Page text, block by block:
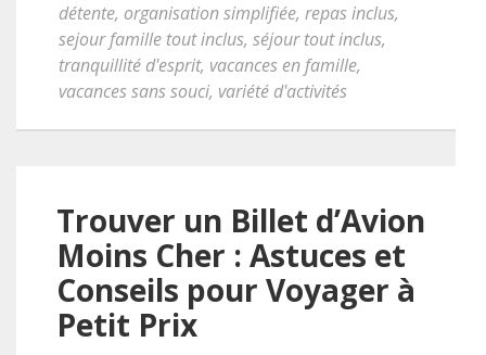
détente, organisation simplifiée, repas inclus,
sejour famille tout inclus, séjour tout inclus,
tranquillité d'esprit, vacances en famille,
vacances sans souci, variété d'activités
Trouver un Billet d’Avion
Moins Cher : Astuces et
Conseils pour Voyager à
Petit Prix